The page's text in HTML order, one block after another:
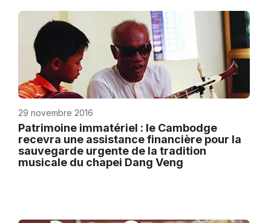
29 novembre 2016
Patrimoine immatériel : le Cambodge
recevra une assistance financière pour la
sauvegarde urgente de la tradition
musicale du chapei Dang Veng